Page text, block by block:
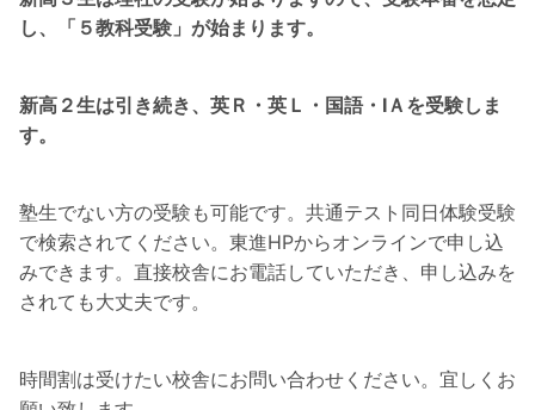
し、「５教科受験」が始まります。
新高２生は引き続き、英Ｒ・英Ｌ・国語・ⅠＡを受験しま
す。
塾生でない方の受験も可能です。共通テスト同日体験受験
で検索されてください。東進HPからオンラインで申し込
みできます。直接校舎にお電話していただき、申し込みを
されても大丈夫です。
時間割は受けたい校舎にお問い合わせください。宜しくお